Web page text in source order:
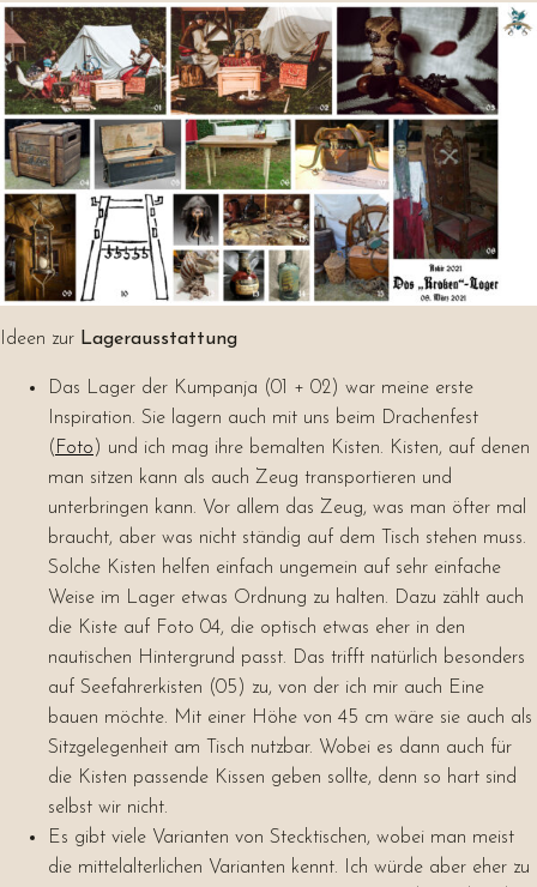
Ideen zur Lagerausstattung
Das Lager der Kumpanja (01 + 02) war meine erste
Inspiration. Sie lagern auch mit uns beim Drachenfest
( Foto ) und ich mag ihre bemalten Kisten. Kisten, auf denen
man sitzen kann als auch Zeug transportieren und
unterbringen kann. Vor allem das Zeug, was man öfter mal
braucht, aber was nicht ständig auf dem Tisch stehen muss.
Solche Kisten helfen einfach ungemein auf sehr einfache
Weise im Lager etwas Ordnung zu halten. Dazu zählt auch
die Kiste auf Foto 04, die optisch etwas eher in den
nautischen Hintergrund passt. Das trifft natürlich besonders
auf Seefahrerkisten (05) zu, von der ich mir auch Eine
bauen möchte. Mit einer Höhe von 45 cm wäre sie auch als
Sitzgelegenheit am Tisch nutzbar. Wobei es dann auch für
die Kisten passende Kissen geben sollte, denn so hart sind
selbst wir nicht.
Es gibt viele Varianten von Stecktischen, wobei man meist
die mittelalterlichen Varianten kennt. Ich würde aber eher zu